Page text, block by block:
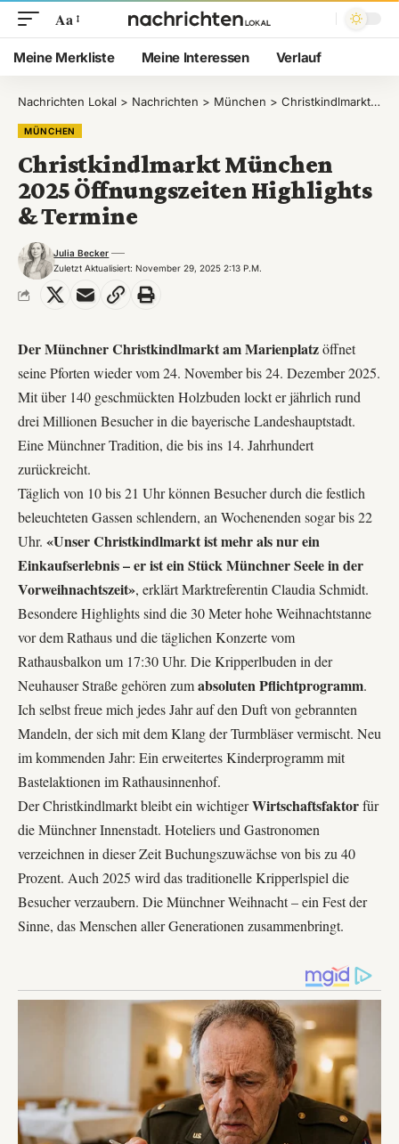
Aa
Meine Merkliste Meine Interessen Verlauf
Nachrichten Lokal > Nachrichten > München > Christkindlmarkt München 2025 Öffnungszeiten Highlights & Termine
MÜNCHEN
Christkindlmarkt München
2025 Öffnungszeiten Highlights
& Termine
Zuletzt Aktualisiert: November 29, 2025 2:13 P.m.
Julia Becker
Der Münchner Christkindlmarkt am Marienplatzöffnet
seine Pforten wieder vom 24. November bis 24. Dezember 2025.
Mit über 140 geschmückten Holzbuden lockt er jährlich rund
drei Millionen Besucher in die bayerische Landeshauptstadt.
Eine Münchner Tradition, die bis ins 14. Jahrhundert
zurückreicht.
Täglich von 10 bis 21 Uhr können Besucher durch die festlich
beleuchteten Gassen schlendern, an Wochenenden sogar bis 22
Uhr. «Unser Christkindlmarkt ist mehr als nur ein
Einkaufserlebnis – er ist ein Stück Münchner Seele in der
Vorweihnachtszeit», erklärt Marktreferentin Claudia Schmidt.
Besondere Highlights sind die 30 Meter hohe Weihnachtstanne
vor dem Rathaus und die täglichen Konzerte vom
Rathausbalkon um 17:30 Uhr. Die Kripperlbuden in der
Neuhauser Straße gehören zumabsoluten Pflichtprogramm.
Ich selbst freue mich jedes Jahr auf den Duft von gebrannten
Mandeln, der sich mit dem Klang der Turmbläser vermischt. Neu
im kommenden Jahr: Ein erweitertes Kinderprogramm mit
Bastelaktionen im Rathausinnenhof.
Der Christkindlmarkt bleibt ein wichtigerWirtschaftsfaktorfür
die Münchner Innenstadt. Hoteliers und Gastronomen
verzeichnen in dieser Zeit Buchungszuwächse von bis zu 40
Prozent. Auch 2025 wird das traditionelle Kripperlspiel die
Besucher verzaubern. Die Münchner Weihnacht – ein Fest der
Sinne, das Menschen aller Generationen zusammenbringt.